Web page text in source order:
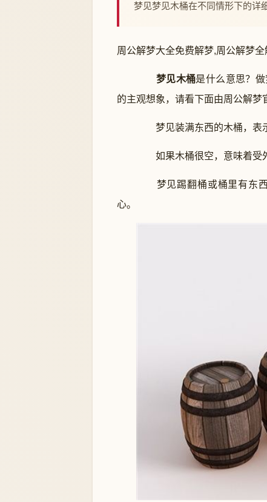
梦见梦见木桶在不同情形下的详
周公解梦大全免费解梦,周公解梦全
梦见木桶是什么意思？
的主观想象，请看下面由周公解梦
梦见装满东西的木桶，表示
如果木桶很空，意味着受外
梦见踢翻桶或桶里有东西
心。